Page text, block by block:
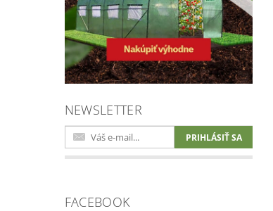
NEWSLETTER
FACEBOOK